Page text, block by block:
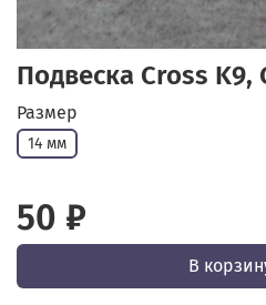
Подвеска Cross K9,
Размер
14 мм
50 ₽
В